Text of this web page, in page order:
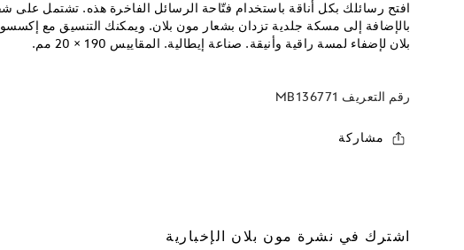
افتح رسائلك بكل أناقة باستخدام فتّاحة الرسائل الفاخرة هذه. تشتمل على
بالإضافة إلى مسكة جلدية تزدان بشعار مون بلان. ويمكنك التنسيق مع
بلان لإضفاء لمسة راقية وأنيقة. صناعة إيطالية. المقاييس 190 × 20 مم.
رقم التعريف MB136771
مشاركة
اشترك في نشرة مون بلان الإخبارية